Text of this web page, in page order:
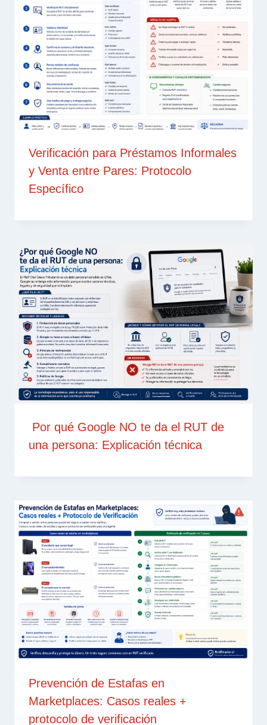
Verificación para Préstamos Informales
y Venta entre Pares: Protocolo
Específico
Por qué Google NO te da el RUT de
una persona: Explicación técnica
Prevención de Estafas en
Marketplaces: Casos reales +
protocolo de verificación